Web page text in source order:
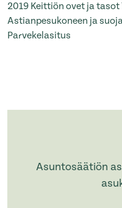
2019 Keittiön ovet ja tasot
Astianpesukoneen ja
Parvekelasitus
Asuntosäätiön